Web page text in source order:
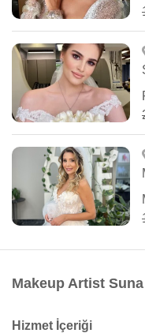
Makeup Artist
Hizmet İçeriği